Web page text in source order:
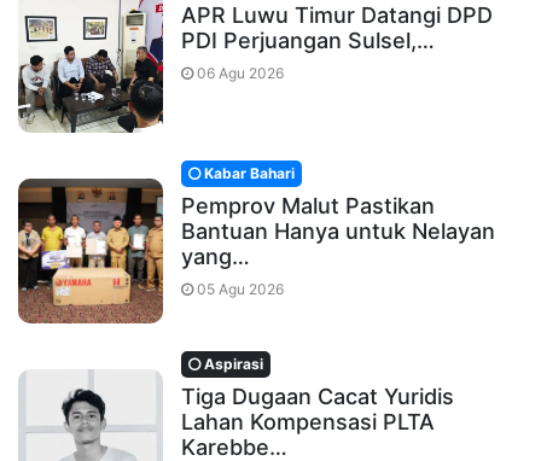
APR Luwu Timur Datangi DPD
PDI Perjuangan Sulsel,…
06 Agu 2026
Kabar Bahari
Pemprov Malut Pastikan
Bantuan Hanya untuk Nelayan
yang…
05 Agu 2026
Aspirasi
Tiga Dugaan Cacat Yuridis
Lahan Kompensasi PLTA
Karebbe…